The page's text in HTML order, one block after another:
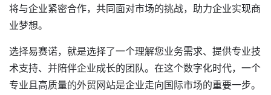
将与企业紧密合作，共同面对市场的挑战，助力企业实现商
业梦想。
选择易赛诺，就是选择了一个理解您业务需求、提供专业技
术支持、并陪伴企业成长的团队。在这个数字化时代，一个
专业且高质量的外贸网站是企业走向国际市场的重要一步。